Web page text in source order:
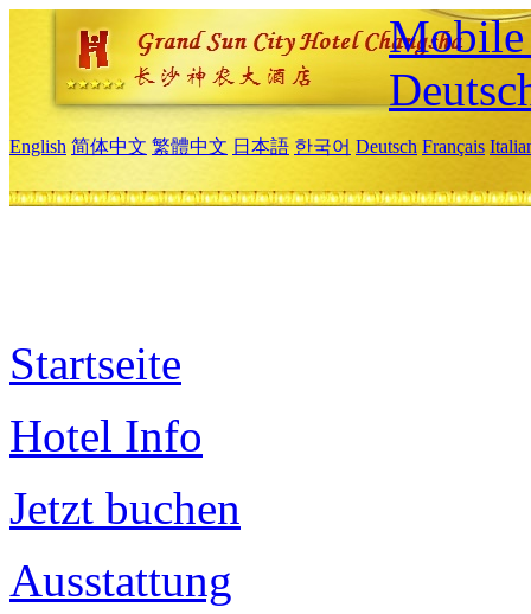
Mobile
English 简体中文 繁體中文 日本語 한국어 Deutsch Français
Startseite
Hotel Info
Jetzt buchen
Ausstattung